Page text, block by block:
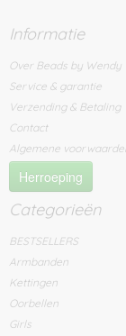
Informatie
Over Beads by Wendy
Service & garantie
Verzending & Betaling
Contact
Algemene
Herroeping
Categorieën
BESTSELLERS
Armbanden
Kettingen
Oorbellen
Girls